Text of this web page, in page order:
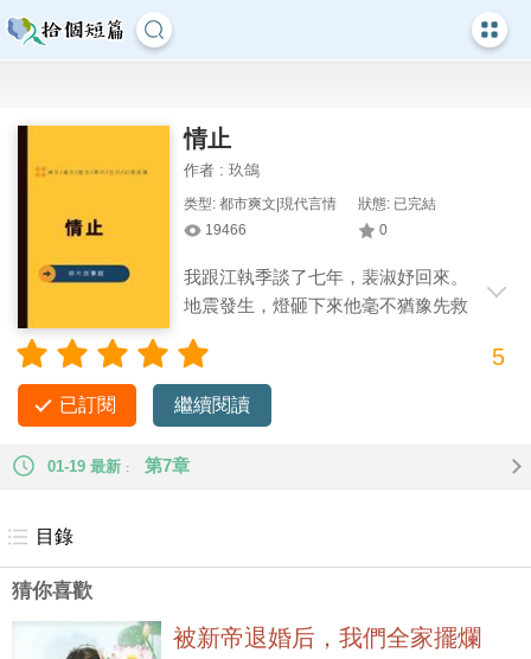
情止
作者 : 玖鴿
类型: 都市爽文|現代言情
狀態: 已完結
19466
0
我跟江執季談了七年，裴淑妤回來。
地震發生，燈砸下來他毫不猶豫先救
說，他是我哥。 我看上了他身邊的兄弟，對他說：「既然你是
我哥，你得幫我追顧靳忱。」 他當我不過是故意想玩欲擒故縱
的把戲，應下了。 直到，我追得要跟人結婚。 他像條瘋狗一樣
蔓延著哀傷，痛苦地閉上了眼。 「別叫我哥，我不是你哥，楠
#追妻火葬場 #失憶
5
已訂閱 繼續閱讀
01-19 最新 第7章
目錄
猜你喜歡
被新帝退婚后，我們全家擺爛